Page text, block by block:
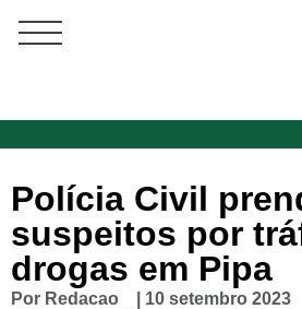
Polícia Civil
suspeitos por
drogas em Pipa
Por Redacao 10 setembro 2023